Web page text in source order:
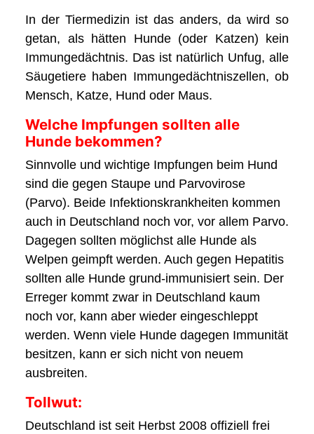
In der Tiermedizin ist das anders, da wird so
getan, als hätten Hunde (oder Katzen) kein
Immungedächtnis. Das ist natürlich Unfug, alle
Säugetiere haben Immungedächtniszellen, ob
Mensch, Katze, Hund oder Maus.
Welche Impfungen sollten alle
Hunde bekommen?
Sinnvolle und wichtige Impfungen beim Hund
sind die gegen Staupe und Parvovirose
(Parvo). Beide Infektionskrankheiten kommen
auch in Deutschland noch vor, vor allem Parvo.
Dagegen sollten möglichst alle Hunde als
Welpen geimpft werden. Auch gegen Hepatitis
sollten alle Hunde grund-immunisiert sein. Der
Erreger kommt zwar in Deutschland kaum
noch vor, kann aber wieder eingeschleppt
werden. Wenn viele Hunde dagegen Immunität
besitzen, kann er sich nicht von neuem
ausbreiten.
Tollwut:
Deutschland ist seit Herbst 2008 offiziell frei